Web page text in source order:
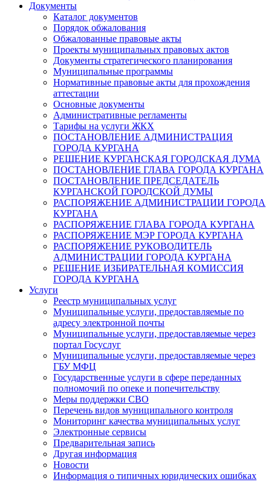
Документы
Каталог документов
Порядок обжалования
Обжалованные правовые акты
Проекты муниципальных правовых актов
Документы стратегического планирования
Муниципальные программы
Нормативные правовые акты для прохождения
аттестации
Основные документы
Административные регламенты
Тарифы на услуги ЖКХ
ПОСТАНОВЛЕНИЕ АДМИНИСТРАЦИЯ
ГОРОДА КУРГАНА
РЕШЕНИЕ КУРГАНСКАЯ ГОРОДСКАЯ ДУМА
ПОСТАНОВЛЕНИЕ ГЛАВА ГОРОДА КУРГАНА
ПОСТАНОВЛЕНИЕ ПРЕДСЕДАТЕЛЬ
КУРГАНСКОЙ ГОРОДСКОЙ ДУМЫ
РАСПОРЯЖЕНИЕ АДМИНИСТРАЦИИ ГОРОДА
КУРГАНА
РАСПОРЯЖЕНИЕ ГЛАВА ГОРОДА КУРГАНА
РАСПОРЯЖЕНИЕ МЭР ГОРОДА КУРГАНА
РАСПОРЯЖЕНИЕ РУКОВОДИТЕЛЬ
АДМИНИСТРАЦИИ ГОРОДА КУРГАНА
РЕШЕНИЕ ИЗБИРАТЕЛЬНАЯ КОМИССИЯ
ГОРОДА КУРГАНА
Услуги
Реестр муниципальных услуг
Муниципальные услуги, предоставляемые по
адресу электронной почты
Муниципальные услуги, предоставляемые через
портал Госуслуг
Муниципальные услуги, предоставляемые через
ГБУ МФЦ
Государственные услуги в сфере переданных
полномочий по опеке и попечительству
Меры поддержки СВО
Перечень видов муниципального контроля
Мониторинг качества муниципальных услуг
Электронные сервисы
Предварительная запись
Другая информация
Новости
Информация о типичных юридических ошибках